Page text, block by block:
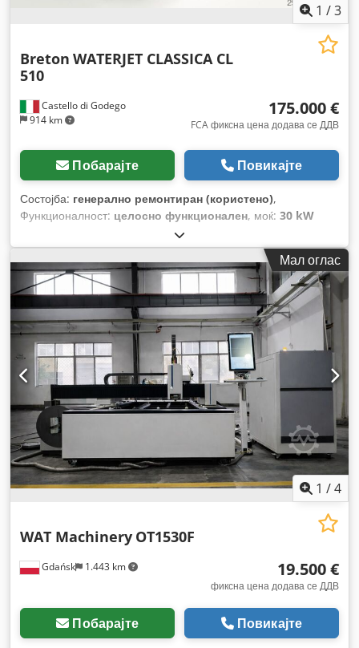
1 /3
Castello di Godego
914 km
Breton WATERJET CLASSICA CL
510
175.000 €
FCA фиксна цена додава се ДДВ
Побарајте Повикајте
Состојба: генерално ремонтиран (користено),
Функционалност: целосно функционален, моќ: 30 kW
, влезен напон:
фреквенција:500 Hz, максимална должина на работниот
предмет:3.400 мм, максимална ширина на работното
парче:1.800 мм, висина на работното парче (макс.):200
мм, должина на масата:4.500 мм, ширина на масата:2.300
мм, висина на масата:1.800 мм, оптоварување на масата:
500 кг,
Мал оглас
1 /4
Gdańsk 1.443 km
WAT Machinery OT1530F
19.500 €
фиксна цена додава се ДДВ
Побарајте Повикајте